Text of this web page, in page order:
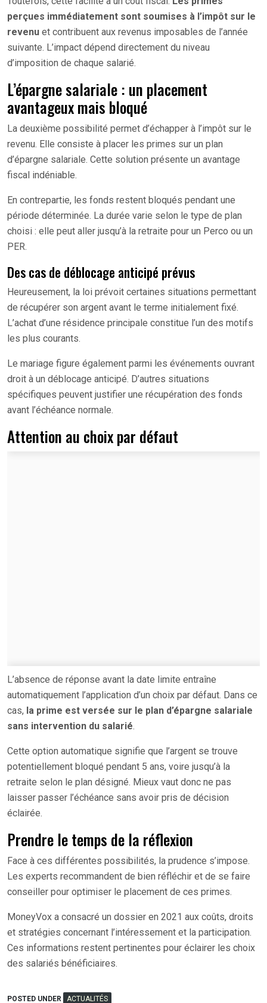
perçues immédiatement sont soumises à l’impôt sur le
revenu et contribuent aux revenus imposables de l’année
suivante. L’impact dépend directement du niveau
d’imposition de chaque salarié.
L’épargne salariale : un placement
avantageux mais bloqué
La deuxième possibilité permet d’échapper à l’impôt sur le
revenu. Elle consiste à placer les primes sur un plan
d’épargne salariale. Cette solution présente un avantage
fiscal indéniable.
En contrepartie, les fonds restent bloqués pendant une
période déterminée. La durée varie selon le type de plan
choisi : elle peut aller jusqu’à la retraite pour un Perco ou un
PER.
Des cas de déblocage anticipé prévus
Heureusement, la loi prévoit certaines situations permettant
de récupérer son argent avant le terme initialement fixé.
L’achat d’une résidence principale constitue l’un des motifs
les plus courants.
Le mariage figure également parmi les événements ouvrant
droit à un déblocage anticipé. D’autres situations
spécifiques peuvent justifier une récupération des fonds
avant l’échéance normale.
Attention au choix par défaut
L’absence de réponse avant la date limite entraîne
automatiquement l’application d’un choix par défaut. Dans ce
cas, la prime est versée sur le plan d’épargne salariale
sans intervention du salarié.
Cette option automatique signifie que l’argent se trouve
potentiellement bloqué pendant 5 ans, voire jusqu’à la
retraite selon le plan désigné. Mieux vaut donc ne pas
laisser passer l’échéance sans avoir pris de décision
éclairée.
Prendre le temps de la réflexion
Face à ces différentes possibilités, la prudence s’impose.
Les experts recommandent de bien réfléchir et de se faire
conseiller pour optimiser le placement de ces primes.
MoneyVox a consacré un dossier en 2021 aux coûts, droits
et stratégies concernant l’intéressement et la participation.
Ces informations restent pertinentes pour éclairer les choix
des salariés bénéficiaires.
POSTED UNDER ACTUALITÉS